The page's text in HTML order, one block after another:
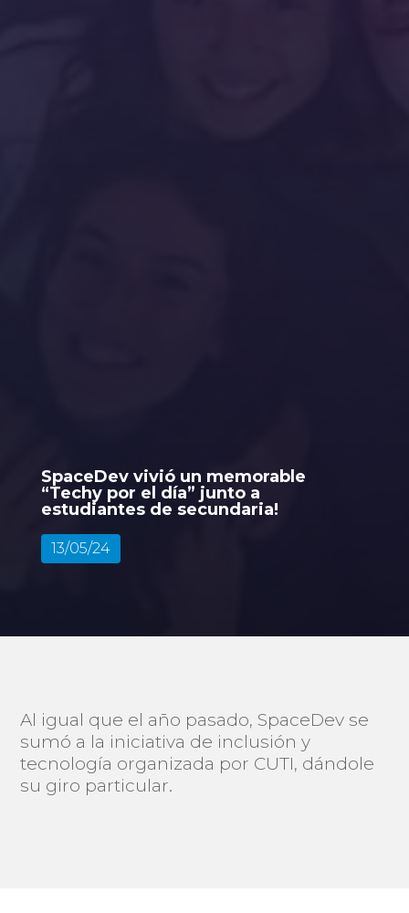
SpaceDev vivió un memorable
“Techy por el día” junto a
estudiantes de secundaria!
13/05/24
Al igual que el año pasado, SpaceDev se
sumó a la iniciativa de inclusión y
tecnología organizada por CUTI, dándole
su giro particular.